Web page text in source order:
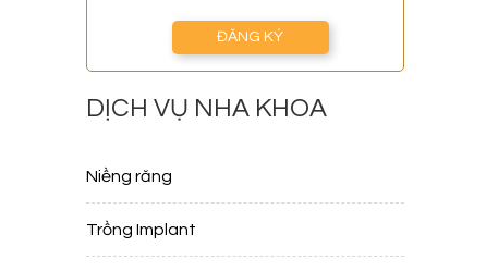
ĐĂNG KÝ
DỊCH VỤ NHA KHOA
Niềng răng
Trồng Implant